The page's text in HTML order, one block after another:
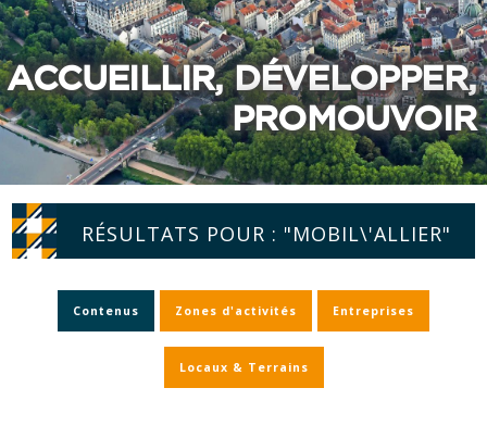
ACCUEILLIR, DÉVELOPPER,
PROMOUVOIR
RÉSULTATS POUR : "MOBIL\'ALLIER"
Contenus Zones d'activités Entreprises
Locaux & Terrains